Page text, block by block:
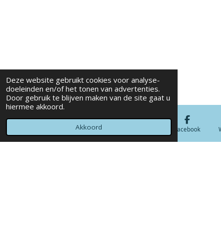
Deze website gebruikt cookies voor analyse-
doeleinden en/of het tonen van advertenties.
Door gebruik te blijven maken van de site gaat u
hiermee akkoord.
Akkoord
Telefoonnummer Facebook